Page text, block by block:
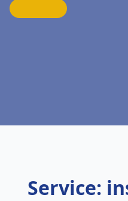
Service: